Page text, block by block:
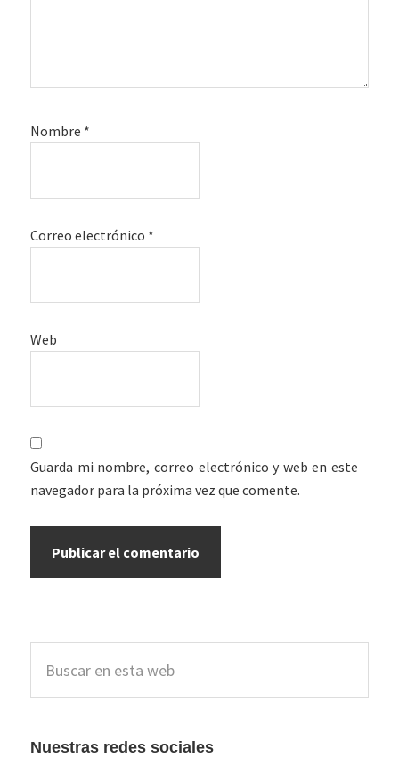
Nombre *
Correo electrónico *
Web
Guarda mi nombre, correo electrónico y web en este
navegador para la próxima vez que comente.
Barra
lateral
esta
Nuestras redes sociales